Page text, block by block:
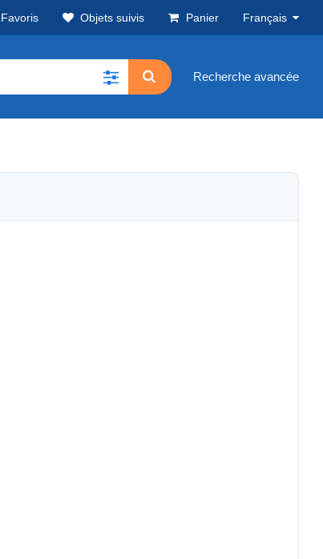
Favoris Objets suivis Panier Français
Recherche avancée